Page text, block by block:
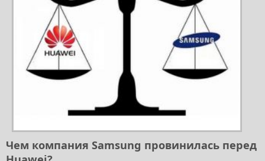
Чем компания Samsung провинилась перед